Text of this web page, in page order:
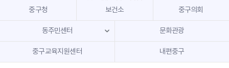
본문 내용 바로가기
주메뉴 바로가기
중구청 보건소 중구의회
동주민센터 문화관광
중구교육지원센터 내편중구